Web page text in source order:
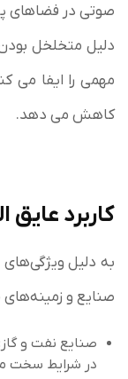
صوتی در فضاهای
دلیل متخلخل
مهمی را ایفا می
کاهش می دهد.
کاربرد
به دلیل ویژگی‌های
صنایع و زمینه‌های
صنایع نفت و
در شرایط سخت